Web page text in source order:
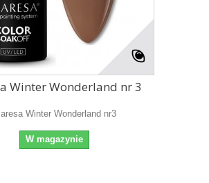
Winter Wonderland nr 3
Winter Wonderland nr3
W magazynie